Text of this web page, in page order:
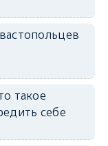
такое
себе